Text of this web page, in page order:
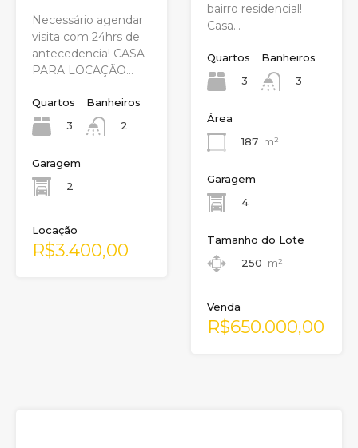
Necessário agendar
visita com 24hrs de
antecedencia! CASA
PARA LOCAÇÃO…
Quartos
3
Banheiros
2
Garagem
2
Locação
R$3.400,00
bairro residencial!
Casa…
Quartos
3
Banheiros
3
Área
187 m²
Garagem
4
Tamanho do Lote
250 m²
Venda
R$650.000,00